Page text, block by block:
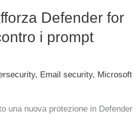
Defender for
i prompt
, Email security, Microsoft
una nuova protezione in Defender